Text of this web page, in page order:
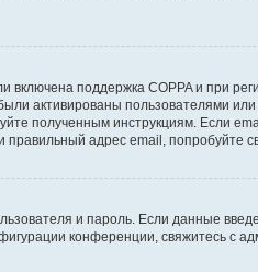
поддержка COPPA и при
активированы пользователями
полученным инструкциям. Если
адрес email, попробуйте
и пароль. Если данные
конференции, свяжитесь с